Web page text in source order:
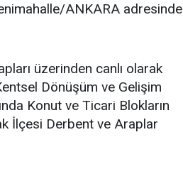
ANKARA adresinde
üzerinden canlı olarak
Dönüşüm ve Gelişim
Konut ve Ticari Blokların
İlçesi Derbent ve Araplar